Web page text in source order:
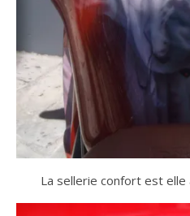
La sellerie confort est elle